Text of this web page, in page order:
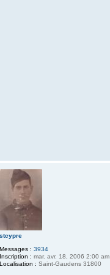
stcypre
Messages : 3934
Inscription : mar. avr. 18, 2006 2:00 am
Localisation : Saint-Gaudens 31800